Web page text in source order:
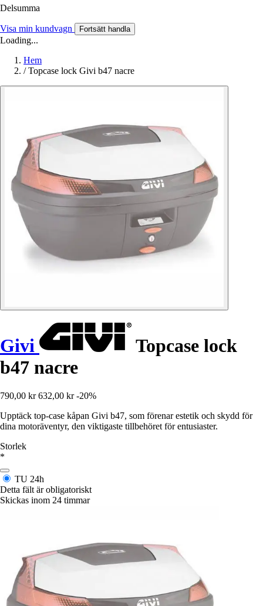
Delsumma
Visa min kundvagn Fortsätt handla
Loading...
Hem
/ Topcase lock Givi b47 nacre
Givi
Topcase lock
b47 nacre
790,00 kr 632,00 kr -20%
Upptäck top-case kåpan Givi b47, som förenar estetik och skydd för
dina motoräventyr, den viktigaste tillbehöret för entusiaster.
Storlek
*
TU 24h
Detta fält är obligatoriskt
Skickas inom 24 timmar